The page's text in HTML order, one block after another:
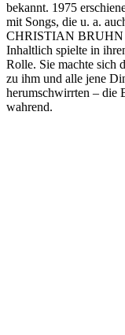
bekannt. 1975
mit Songs, die u. a.
CHRISTIAN BRUHN
Inhaltlich spielte in
Rolle. Sie machte sich
zu ihm und alle jene
herumschwirrten – die
wahrend.